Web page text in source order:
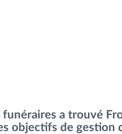
funéraires a trouvé
objectifs de gestion